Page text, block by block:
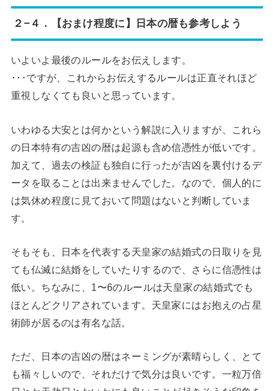
２−４．【おまけ程度に】日本の暦も参考しよう
いよいよ最後のルールをお伝えします。
･･･ですが、これからお伝えするルールは正直それほど
重視しなくても良いと思っています。
いわゆる大安とは何かという解説に入りますが、これら
の日本特有の吉凶の暦は起源も含め信憑性が低いです。
加えて、過去の検証も独自に行ったが吉凶を裏付けるデ
ータを取ることは出来ませんでした。なので、個人的に
は気休め程度に見ておいて問題はないと判断していま
す。
そもそも、日本を代表する天皇家の結婚式の日取りを見
ても仏滅に結婚をしていたりするので、さらに信憑性は
低い。ちなみに、1〜6のルールは天皇家の結婚式でも
ほとんどクリアされています。天皇家にはお抱えの占星
術師が居るのは有名な話。
ただ、日本の吉凶の暦はネーミングが素晴らしく、とて
も福々しいので、それだけで気分は良いです。一粒万倍